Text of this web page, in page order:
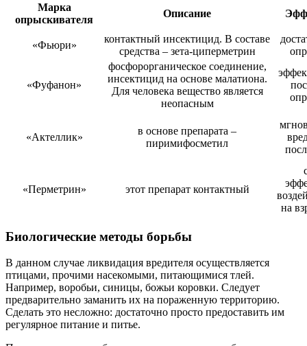
Марка
опрыскивателя
Описание
«Фьюри»
контактный инсектицид. В составе
средства – зета-циперметрин
«Фуфанон»
фосфорорганическое соединение,
инсектицид на основе малатиона.
Для человека вещество является
неопасным
«Актеллик»
в основе препарата –
пиримифосметил
«Перметрин» этот препарат контактный
на
Биологические методы борьбы
В данном случае ликвидация вредителя осуществляется
птицами, прочими насекомыми, питающимися тлей.
Например, воробьи, синицы, божьи коровки. Следует
предварительно заманить их на пораженную территорию.
Сделать это несложно: достаточно просто предоставить им
регулярное питание и питье.